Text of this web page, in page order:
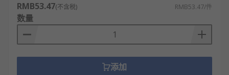
RMB53.47(不含税) RMB53.47/件
数量
添加